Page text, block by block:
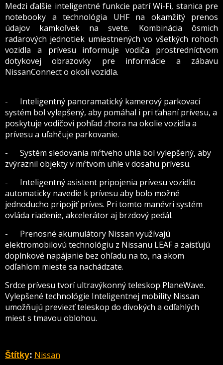
Medzi ďalšie inteligentné funkcie patrí Wi-Fi, stanica pre
notebooky a technológia UHF na okamžitý prenos
údajov kamkoľvek na svete. Kombinácia ôsmich
radarových jednotiek umiestnených vo všetkých rohoch
vozidla a prívesu informuje vodiča prostredníctvom
dotykovej obrazovky pre informácie a zábavu
NissanConnect o okolí vozidla.
- Inteligentný panoramatický kamerový parkovací
systém bol vylepšený, aby pomáhal i pri ťahaní prívesu, a
poskytuje vodičovi pohľad zhora na okolie vozidla a
prívesu a uľahčuje parkovanie.
- Systém sledovania mŕtveho uhla bol vylepšený, aby
zvýraznil objekty v mŕtvom uhle v dosahu prívesu.
- Inteligentný asistent pripojenia prívesu vozidlo
automaticky navedie k prívesu aby bolo možné
jednoducho pripojiť príves. Pri tomto manévri systém
ovláda riadenie, akcelerátor aj brzdový pedál.
- Prenosné akumulátory Nissan využívajú
elektromobilovú technológiu z Nissanu LEAF a zaisťujú
doplnkové napájanie bez ohľadu na to, na akom
odľahlom mieste sa nachádzate.
Srdce prívesu tvorí ultravýkonný teleskop PlaneWave.
Vylepšené technológie Inteligentnej mobility Nissan
umožňujú previezť teleskop do divokých a odľahlých
miest s tmavou oblohou.
Štítky: Nissan